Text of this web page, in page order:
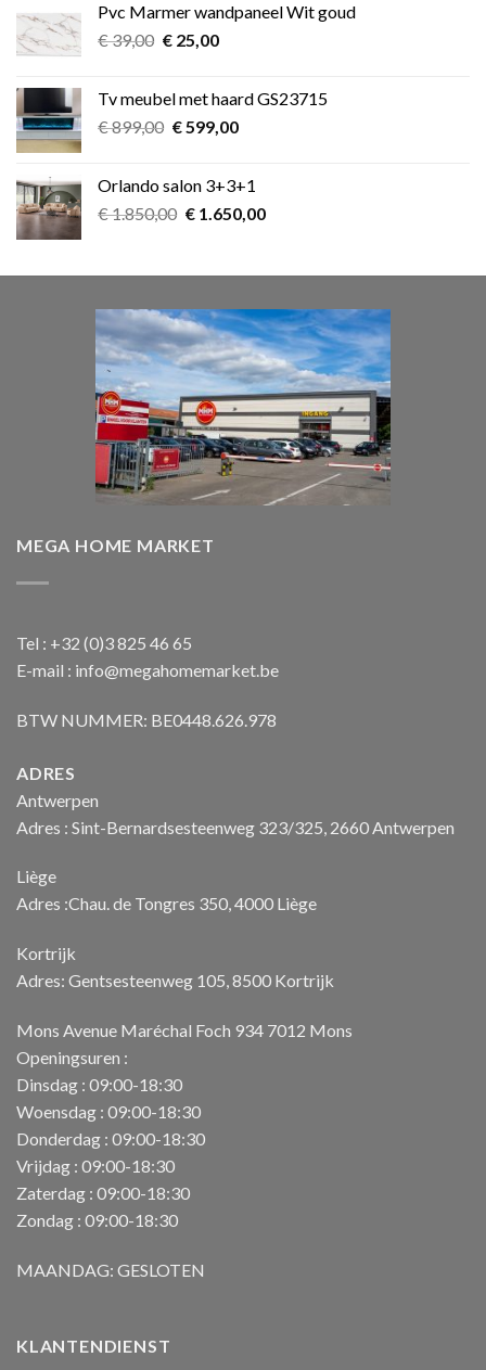
€ 349,00.€ 275,00.
Pvc Marmer wandpaneel Wit goud
€39,00 Oorspronkelijke
€ 39,00.
€25,00Huidige
€ 25,00.
Tv meubel met haard GS23715
€899,00 Oorspronkelijke
€ 899,00.
€599,00Huidige
€ 599,00.
Orlando salon 3+3+1
€1.850,00 Oorspronkelijke
€ 1.850,00.
€1.650,00Huidige
€ 1.650,00.
MEGA HOME MARKET
Tel : +32 (0)3 825 46 65
E-mail : info@megahomemarket.be
BTW NUMMER: BE0448.626.978
ADRES
Antwerpen
Adres : Sint-Bernardsesteenweg 323/325, 2660 Antwerpen
Liège
Adres :Chau. de Tongres 350, 4000 Liège
Kortrijk
Adres: Gentsesteenweg 105, 8500 Kortrijk
Mons Avenue Maréchal Foch 934 7012 Mons
Openingsuren :
Dinsdag : 09:00-18:30
Woensdag : 09:00-18:30
Donderdag : 09:00-18:30
Vrijdag : 09:00-18:30
Zaterdag : 09:00-18:30
Zondag : 09:00-18:30
MAANDAG: GESLOTEN
KLANTENDIENST